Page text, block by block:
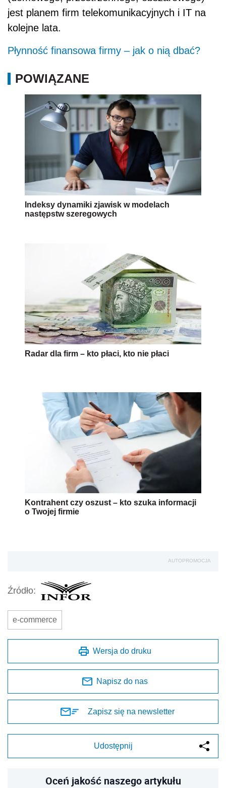
jest planem firm telekomunikacyjnych i IT na
kolejne lata.
Płynność finansowa firmy – jak o nią dbać?
POWIĄZANE
Indeksy dynamiki zjawisk w modelach
następstw szeregowych
Radar dla firm – kto płaci, kto nie płaci
Kontrahent czy oszust – kto szuka informacji
o Twojej firmie
AUTOPROMOCJA
Źródło:
e-commerce
Wersja do druku
Napisz do nas
Zapisz się na newsletter
Udostępnij
Oceń jakość naszego artykułu